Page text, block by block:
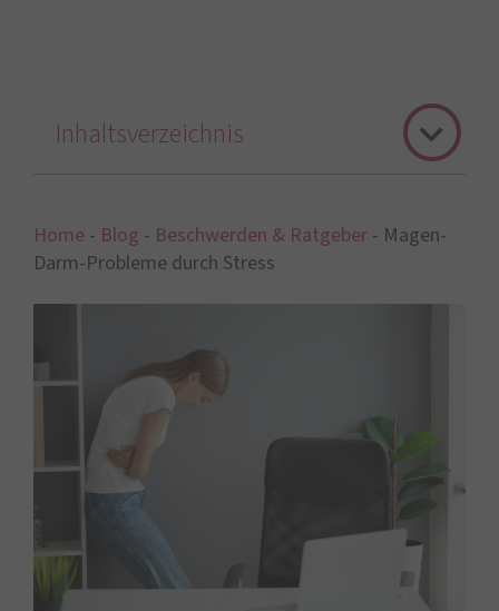
Home - Blog - Beschwerden & Ratgeber - Magen-
Darm-Probleme durch Stress
Inhaltsverzeichnis